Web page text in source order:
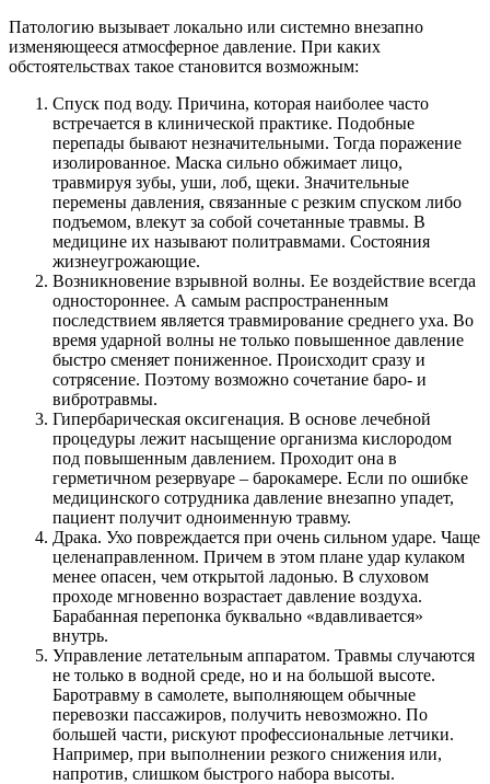
Патологию вызывает локально или системно внезапно
изменяющееся атмосферное давление. При каких
обстоятельствах такое становится возможным:
Спуск под воду. Причина, которая наиболее часто
встречается в клинической практике. Подобные
перепады бывают незначительными. Тогда поражение
изолированное. Маска сильно обжимает лицо,
травмируя зубы, уши, лоб, щеки. Значительные
перемены давления, связанные с резким спуском либо
подъемом, влекут за собой сочетанные травмы. В
медицине их называют политравмами. Состояния
жизнеугрожающие.
Возникновение взрывной волны. Ее воздействие всегда
одностороннее. А самым распространенным
последствием является травмирование среднего уха. Во
время ударной волны не только повышенное давление
быстро сменяет пониженное. Происходит сразу и
сотрясение. Поэтому возможно сочетание баро- и
вибротравмы.
Гипербарическая оксигенация. В основе лечебной
процедуры лежит насыщение организма кислородом
под повышенным давлением. Проходит она в
герметичном резервуаре – барокамере. Если по ошибке
медицинского сотрудника давление внезапно упадет,
пациент получит одноименную травму.
Драка. Ухо повреждается при очень сильном ударе. Чаще
целенаправленном. Причем в этом плане удар кулаком
менее опасен, чем открытой ладонью. В слуховом
проходе мгновенно возрастает давление воздуха.
Барабанная перепонка буквально «вдавливается»
внутрь.
Управление летательным аппаратом. Травмы случаются
не только в водной среде, но и на большой высоте.
Баротравму в самолете, выполняющем обычные
перевозки пассажиров, получить невозможно. По
большей части, рискуют профессиональные летчики.
Например, при выполнении резкого снижения или,
напротив, слишком быстрого набора высоты.